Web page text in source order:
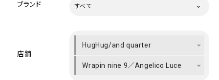
ブランド すべて
店舗
HugHug/and quarter
Wrapin nine 9／Angelico Luce